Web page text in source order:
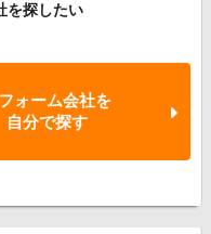
を探したい
ォーム会社を
自分で探す